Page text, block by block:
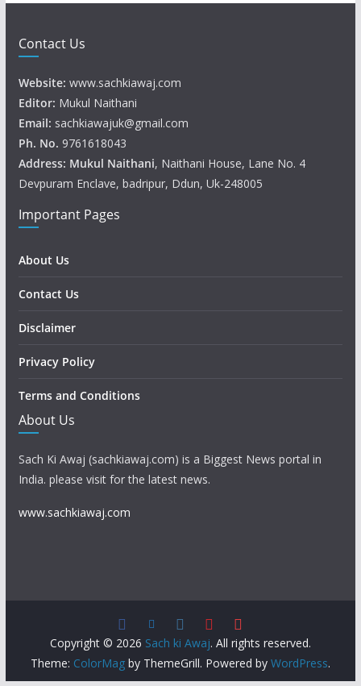
Contact Us
Website: www.sachkiawaj.com
Editor: Mukul Naithani
Email: sachkiawajuk@gmail.com
Ph. No. 9761618043
Address: Mukul Naithani, Naithani House, Lane No. 4
Devpuram Enclave, badripur, Ddun, Uk-248005
Important Pages
About Us
Contact Us
Disclaimer
Privacy Policy
Terms and Conditions
About Us
Sach Ki Awaj (sachkiawaj.com) is a Biggest News portal in
India. please visit for the latest news.
www.sachkiawaj.com
Copyright © 2026 Sach ki Awaj. All rights reserved.
Theme: ColorMagby ThemeGrill. Powered by WordPress.